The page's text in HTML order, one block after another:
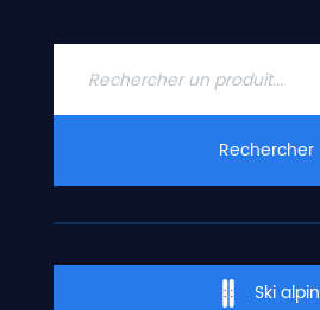
CONTACT
Rechercher
Ski alpin